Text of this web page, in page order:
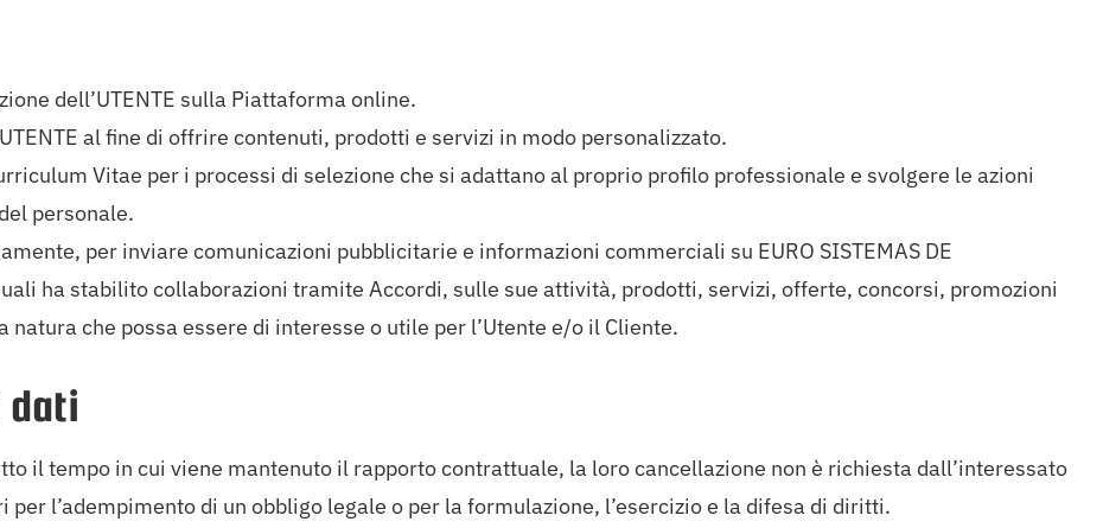
dell’UTENTE sulla Piattaforma online.
al fine di offrire contenuti, prodotti e servizi in modo personalizzato.
Vitae per i processi di selezione che si adattano al proprio profilo professionale e svolgere le azioni
personale.
per inviare comunicazioni pubblicitarie e informazioni commerciali su EURO SISTEMAS DE
ha stabilito collaborazioni tramite Accordi, sulle sue attività, prodotti, servizi, offerte, concorsi, promozioni
che possa essere di interesse o utile per l’Utente e/o il Cliente.
dati
il tempo in cui viene mantenuto il rapporto contrattuale, la loro cancellazione non è richiesta dall’interessato
l’adempimento di un obbligo legale o per la formulazione, l’esercizio e la difesa di diritti.